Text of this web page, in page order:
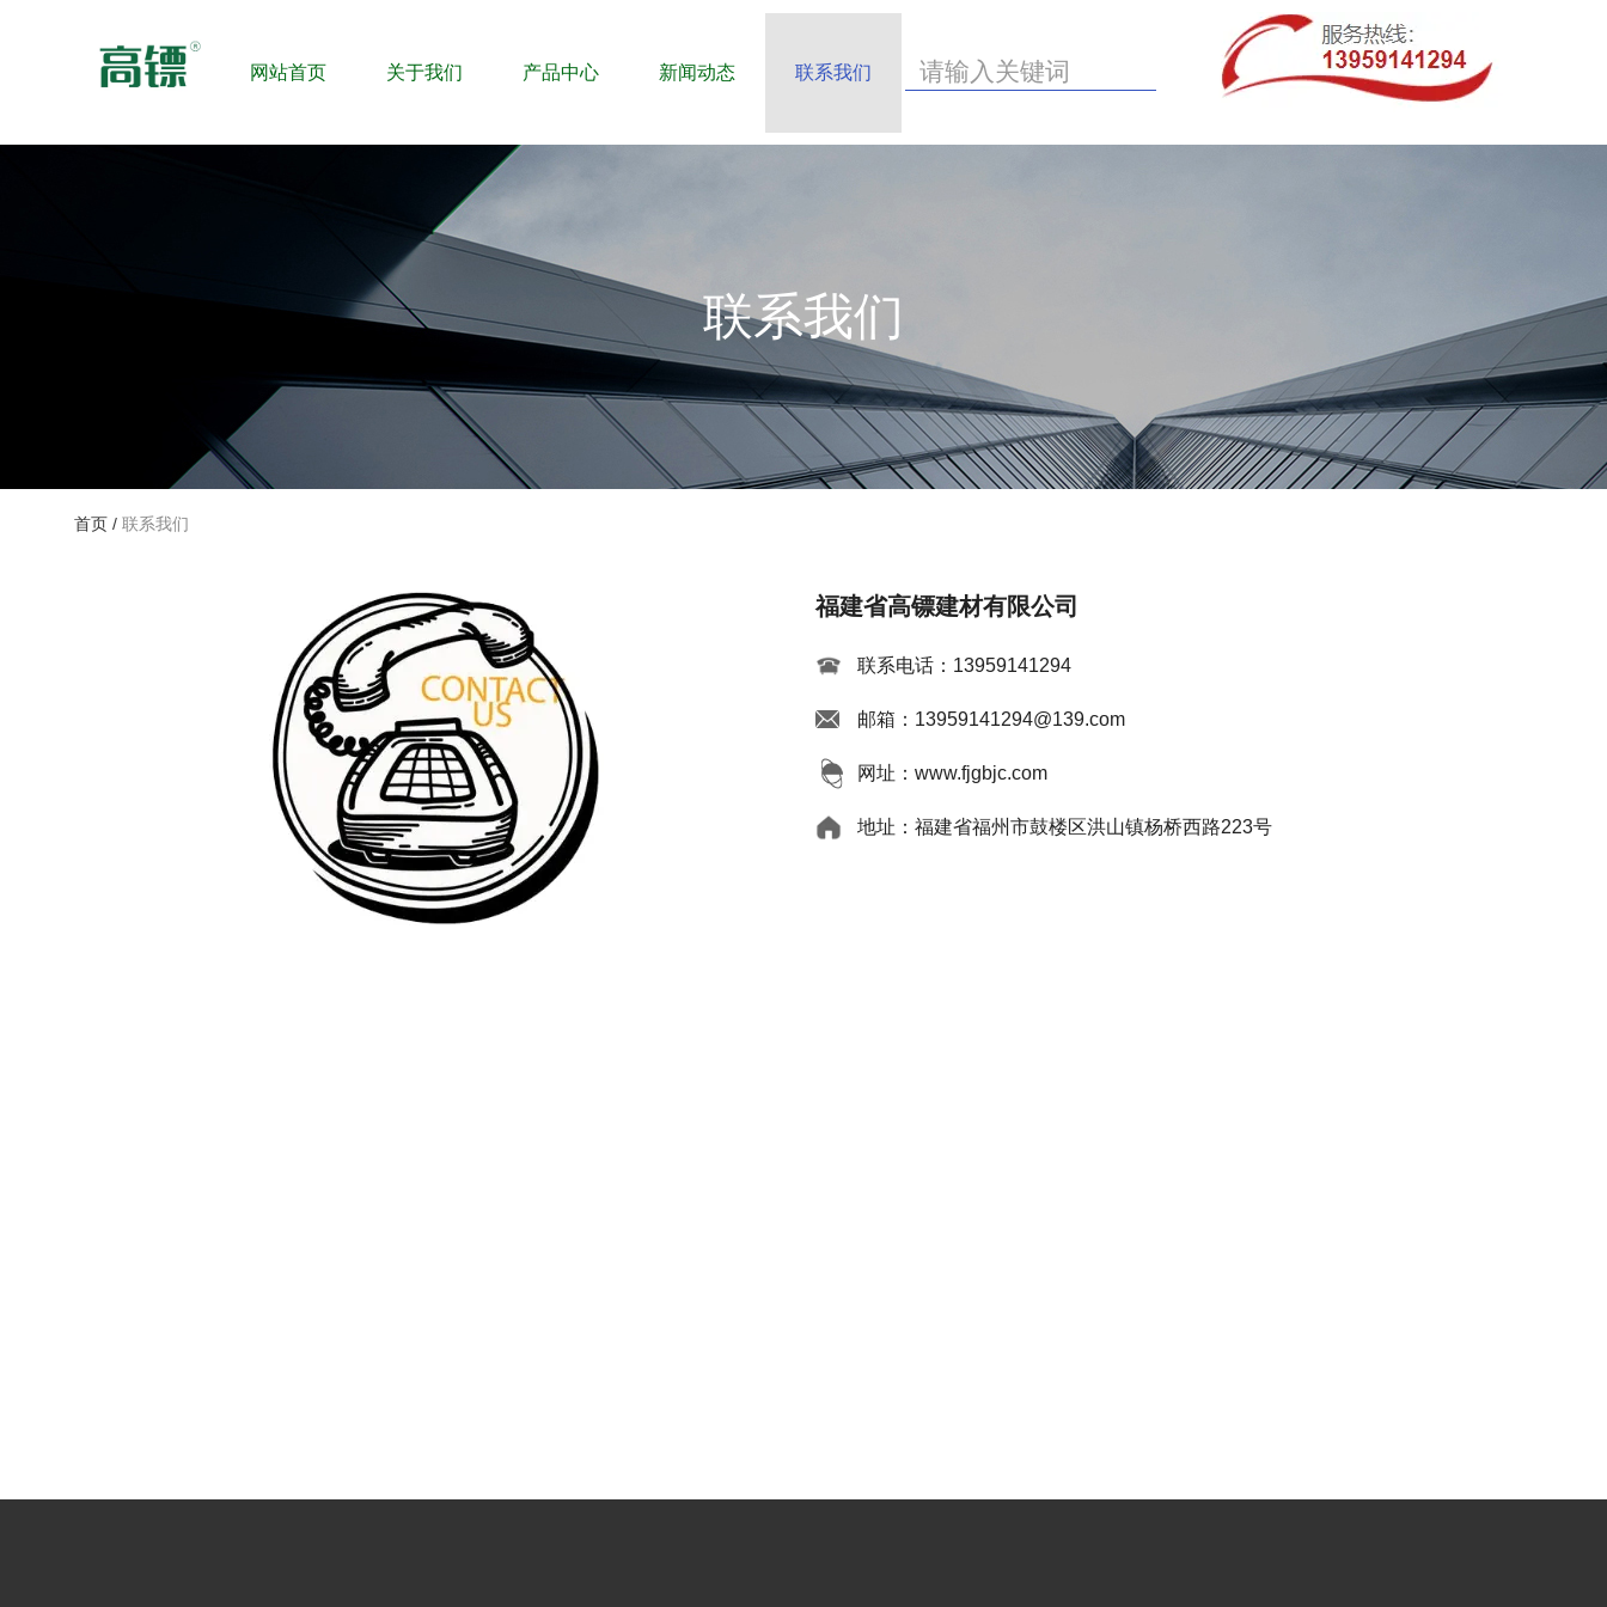
网站首页 关于我们 产品中心 新闻动态 联系我们
联系我们
首页 / 联系我们
福建省高镖建材有限公司
联系电话：13959141294
邮箱：13959141294@139.com
网址：www.fjgbjc.com
地址：福建省福州市鼓楼区洪山镇杨桥西路223号